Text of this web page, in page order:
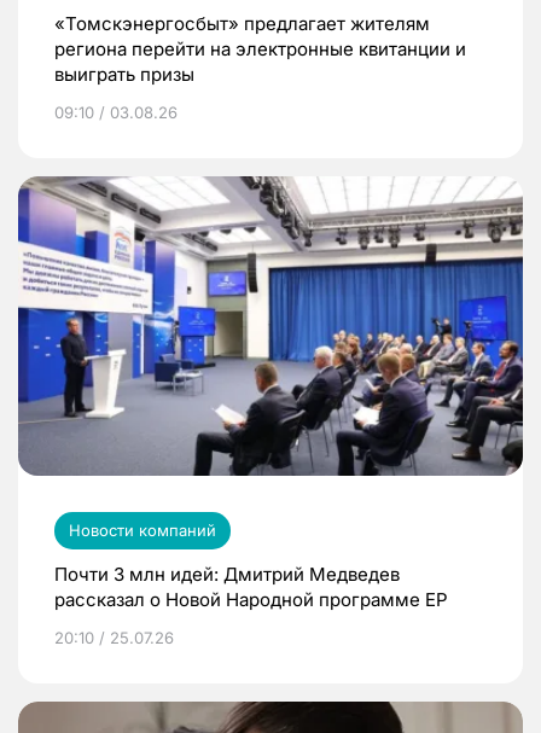
«Томскэнергосбыт» предлагает жителям
региона перейти на электронные квитанции и
выиграть призы
09:10 / 03.08.26
Новости компаний
Почти 3 млн идей: Дмитрий Медведев
рассказал о Новой Народной программе ЕР
20:10 / 25.07.26